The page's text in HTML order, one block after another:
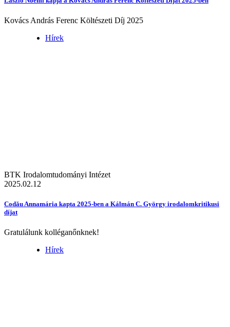
Kovács András Ferenc Költészeti Díj 2025
Hírek
BTK Irodalomtudományi Intézet
2025.02.12
Codău Annamária kapta 2025-ben a Kálmán C. György irodalomkritikusi
díjat
Gratulálunk kolléganőnknek!
Hírek